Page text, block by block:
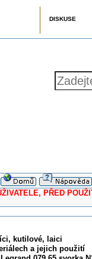
DISKUSE
PŘED
kutilové, laici
a jejich použití